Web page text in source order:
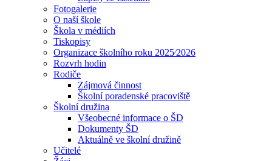
Fotogalerie
O naší škole
Škola v médiích
Tiskopisy
Organizace školního roku 2025⁄2026
Rozvrh hodin
Rodiče
Zájmová činnost
Školní poradenské pracoviště
Školní družina
Všeobecné informace o ŠD
Dokumenty ŠD
Aktuálně ve školní družině
Učitelé